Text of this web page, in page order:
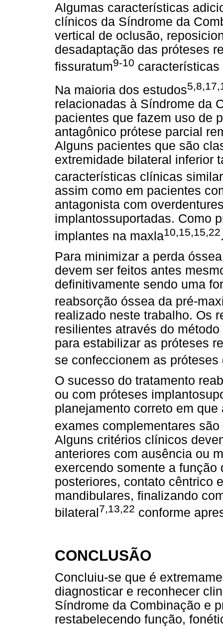
Algumas características
clínicos da Síndrome da
vertical de oclusão,
desadaptação das próteses
fissuratum9-10
Na maioria dos estudos
relacionadas à Síndrome da
pacientes que fazem uso de
antagônico prótese parcial
Alguns pacientes que são
extremidade bilateral inferior
características clínicas
assim como em pacientes
antagonista com
implantossuportadas. Como
implantes na maxla10,15,15,22
Para minimizar a perda
devem ser feitos antes
definitivamente sendo uma
reabsorção óssea da pré-
realizado neste trabalho. Os
resilientes através do
para estabilizar as próteses
se confeccionem as próteses
O sucesso do tratamento
ou com próteses
planejamento correto em
exames complementares
Alguns critérios clínicos
anteriores com ausência ou
exercendo somente a
posteriores, contato cêntrico
mandibulares, finalizando
bilateral7,13,22 conforme
CONCLUSÃO
Concluiu-se que é
diagnosticar e reconhecer
Síndrome da Combinação e
restabelecendo função,